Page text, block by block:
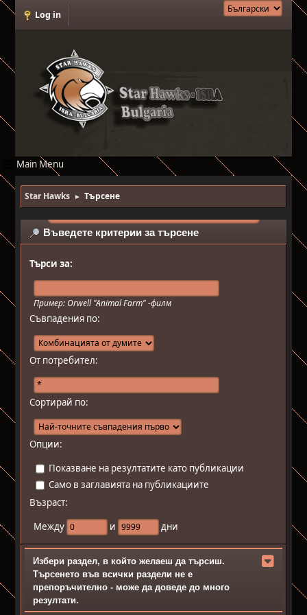
Log in
Main Menu
Star Hawks ► Търсене
Въведете критерии за търсене
Търси за:
Пример: Orwell "Animal Farm" -филм
Съвпадения по:
От потребител:
Сортирай по:
Опции:
Показване на резултатите като публикации
Само в заглавията на публикациите
Възраст:
Между
и дни
Избери раздел, в който желаеш да търсиш.
Търсенето във всички раздели не е
препоръчително - може да доведе до много
резултати.